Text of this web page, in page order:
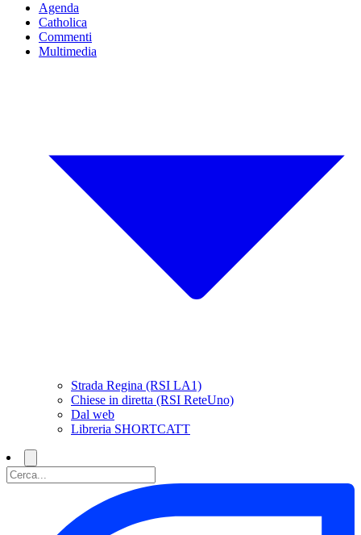
Agenda
Catholica
Commenti
Multimedia
Strada Regina (RSI LA1)
Chiese in diretta (RSI ReteUno)
Dal web
Libreria SHORTCATT